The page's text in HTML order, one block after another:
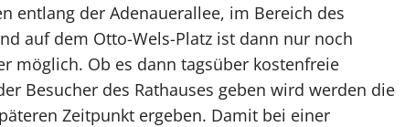
entlang der Adenauerallee, im Bereich des
auf dem Otto-Wels-Platz ist dann nur noch
möglich. Ob es dann tagsüber kostenfreie
Besucher des Rathauses geben wird werden die
Zeitpunkt ergeben. Damit bei einer